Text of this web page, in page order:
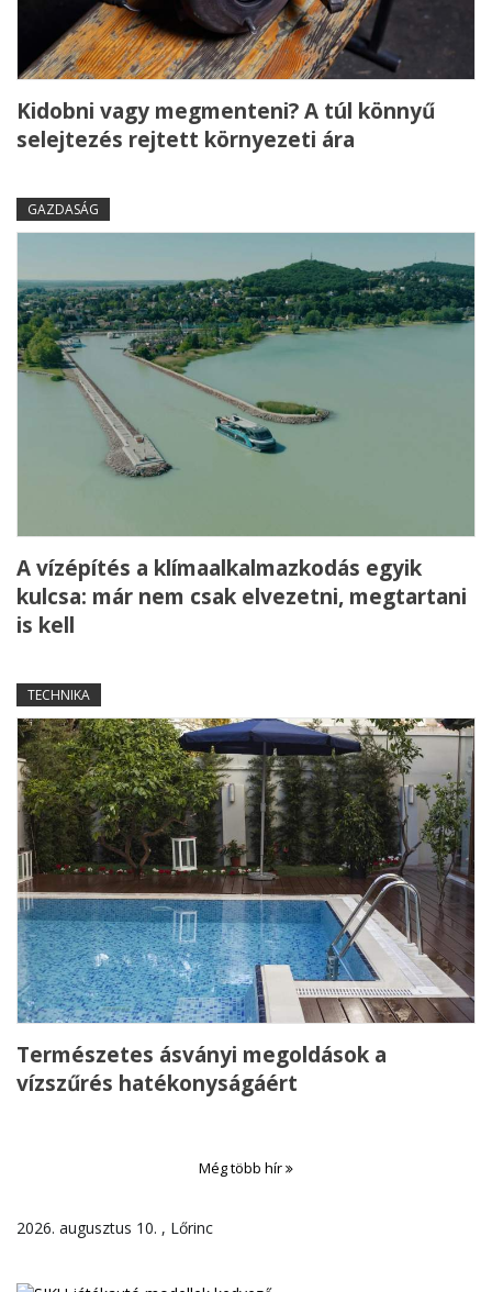
Kidobni vagy megmenteni? A túl könnyű
selejtezés rejtett környezeti ára
GAZDASÁG
A vízépítés a klímaalkalmazkodás egyik
kulcsa: már nem csak elvezetni, megtartani
is kell
TECHNIKA
Természetes ásványi megoldások a
vízszűrés hatékonyságáért
Még több hír
2026. augusztus 10. , Lőrinc